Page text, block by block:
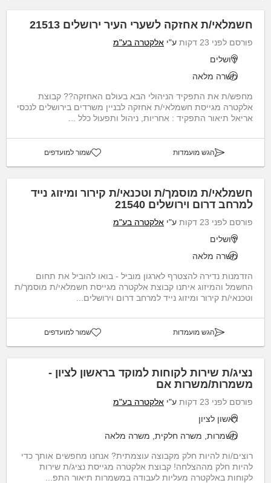
חשמלאי/ת אחזקה לשערי העיר ירושלים 21513
פורסם לפני 23 דקות ע"י אלקטרה בע"מ
ירושלים
משרה מלאה
מחפש/ת את התפקיד הניהולי הבא בעולם האחזקה?? קבוצת
אלקטרה מגייסת חשמלאי/ת אחזקה לבניין משרדים בירושלים לנכסי
אריאל תיאור התפקיד : אחריות, ניהול ותפעול כלל ...
הגש מועמדות שמור למועדפים
חשמלאי/ת מוסמך/ת וטכנאי/ת קירור ומיזוג נייד
למרחב דרום וירושלים 21540
פורסם לפני 23 דקות ע"י אלקטרה בע"מ
ירושלים
משרה מלאה
הזדמנות נדירה להצטרף לארגון מוביל - בואו להוביל את תחום
החשמל והמיזוג איתנו קבוצת אלקטרה מגייסת חשמלאי/ת מוסמך/ת
וטכנאי/ת קירור ומיזוג נייד למרחב דרום וירושלים...
הגש מועמדות שמור למועדפים
נציג/ת שירות לקוחות למוקד בראשון לציון -
משמרות/משרות אם
פורסם לפני 23 דקות ע"י אלקטרה בע"מ
ראשון לציון
משמרות, משרה חלקית, משרה מלאה
רוצים/ות להיות חלק מקבוצה עוצמתית? אנחנו מחפשים אותך כדי
להיות חלק מההצלחה! קבוצת אלקטרה מגייסת נציג/ת שירות
לקוחות באלקטרה מעליות לעבודה במשמרות תיאור התפ...